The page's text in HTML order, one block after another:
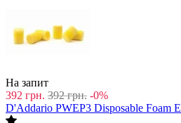
На запит
392 грн. 392 грн. -0%
D'Addario PWEP3 Disposable Foam